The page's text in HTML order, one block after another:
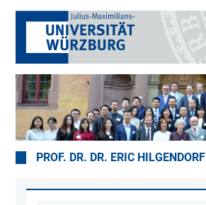
PROF. DR. DR. ERIC HILGENDORF